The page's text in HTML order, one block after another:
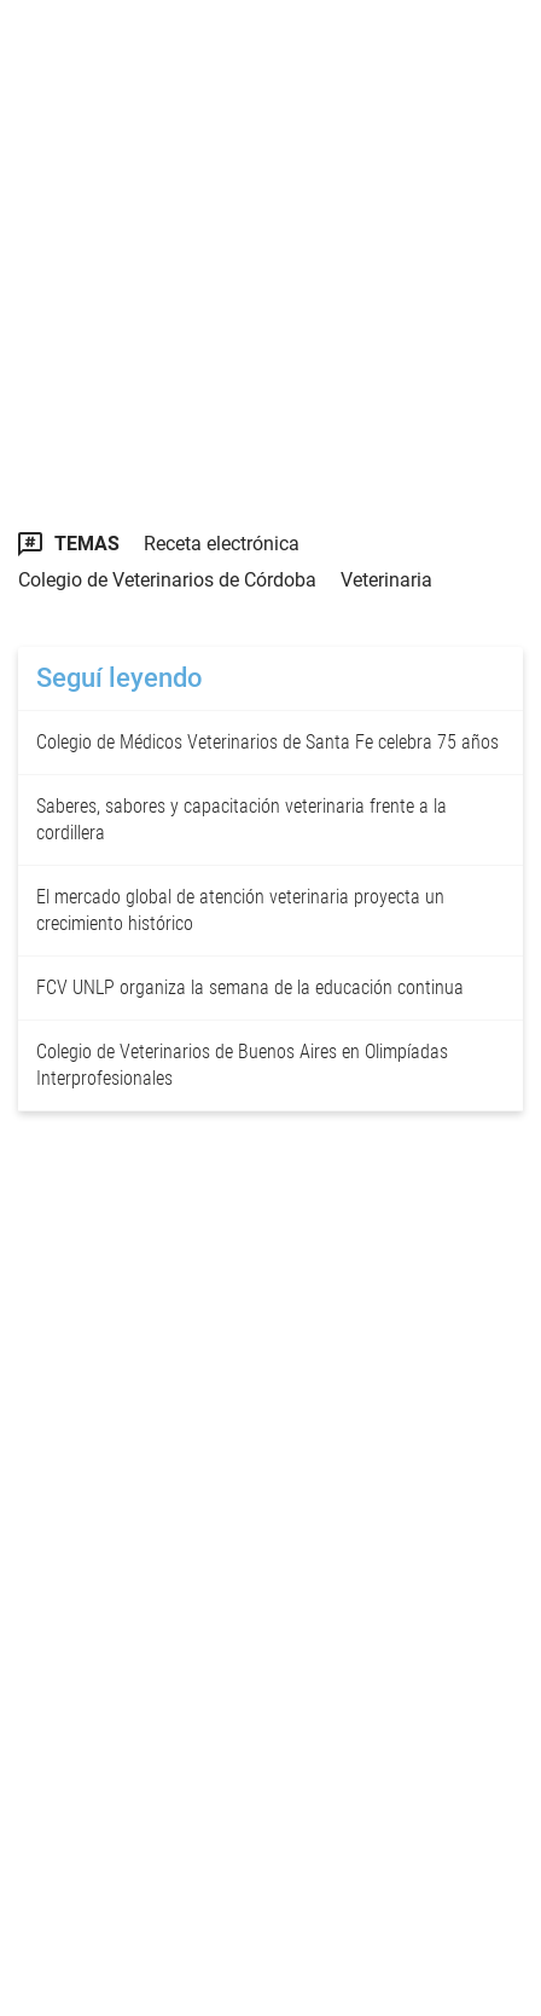
TEMAS
Receta electrónica
Colegio de Veterinarios de Córdoba
Veterinaria
Seguí leyendo
Colegio de Médicos Veterinarios de Santa Fe celebra 75 años
Saberes, sabores y capacitación veterinaria frente a la
cordillera
El mercado global de atención veterinaria proyecta un
crecimiento histórico
FCV UNLP organiza la semana de la educación continua
Colegio de Veterinarios de Buenos Aires en Olimpíadas
Interprofesionales